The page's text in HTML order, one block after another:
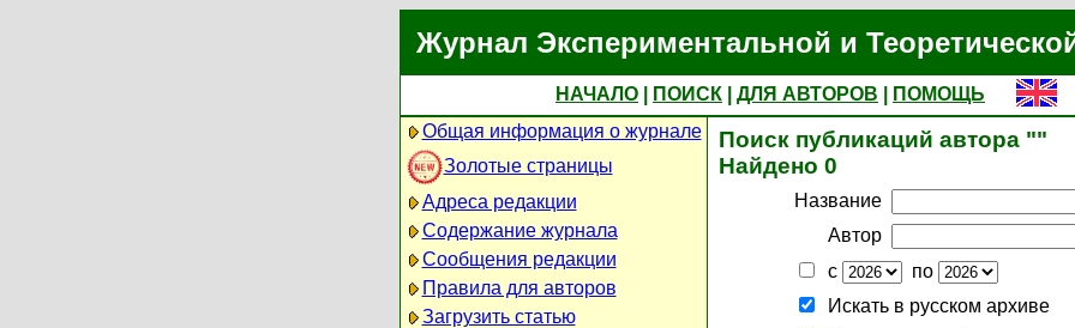
Журнал Экспериментальной и
НАЧАЛО ПОИСК ДЛЯ АВТОРОВ
ПОМОЩЬ
Общая информация о журнале
Золотые страницы
Адреса редакции
Содержание журнала
Сообщения редакции
Правила для авторов
Загрузить статью
Поиск публикаций автора ""
Найдено 0
Название
Автор
с
по
Искать в русском архиве